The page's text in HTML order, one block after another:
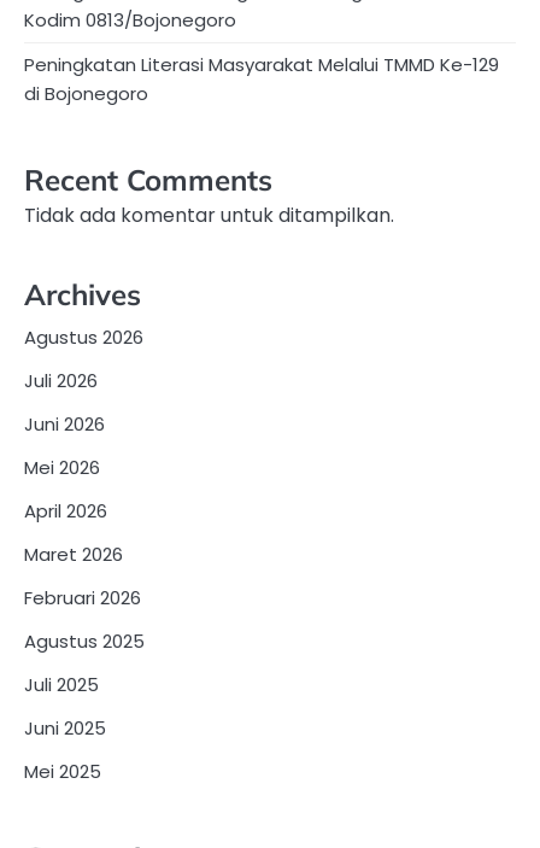
Kodim 0813/Bojonegoro
Peningkatan Literasi Masyarakat Melalui TMMD Ke-129
di Bojonegoro
Recent Comments
Tidak ada komentar untuk ditampilkan.
Archives
Agustus 2026
Juli 2026
Juni 2026
Mei 2026
April 2026
Maret 2026
Februari 2026
Agustus 2025
Juli 2025
Juni 2025
Mei 2025